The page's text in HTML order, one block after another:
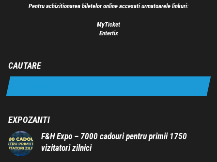
Pentru achizitionarea biletelor online accesati urmatoarele linkuri:
MyTicket
Entertix
CAUTARE
EXPOZANTI
F&H Expo – 7000 cadouri pentru primii 1750
vizitatori zilnici